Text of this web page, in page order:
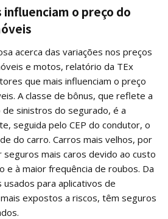
influenciam o preço do
acerca das variações nos preços
e motos, relatório da TEx
que mais influenciam o preço
A classe de bônus, que reflete a
sinistros do segurado, é a
seguida pelo CEP do condutor, o
do carro. Carros mais velhos, por
mais caros devido ao custo
e à maior frequência de roubos. Da
para aplicativos de
expostos a riscos, têm seguros